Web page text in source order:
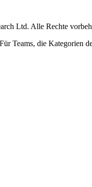
Ltd. Alle Rechte
Für Teams, die Kategorien